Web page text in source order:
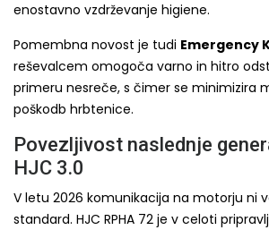
enostavno vzdrževanje higiene.
Pomembna novost je tudi Emergency
reševalcem omogoča varno in hitro
primeru nesreče, s čimer se minimizira
poškodb hrbtenice.
Povezljivost naslednje
HJC 3.0
V letu 2026 komunikacija na motorju ni
standard. HJC RPHA 72 je v celoti